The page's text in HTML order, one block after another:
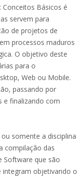
Conceitos Básicos é
servem para
de projetos de
processos maduros
O objetivo deste
para o
Web ou Mobile.
passando por
e finalizando com
somente a disciplina
compilação das
Software que são
integram objetivando o